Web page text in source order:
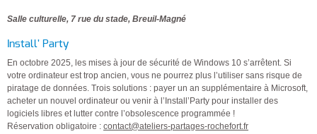
Salle culturelle, 7 rue du stade, Breuil-Magné
Install' Party
En octobre 2025, les mises à jour de sécurité de Windows 10 s’arrêtent. Si
votre ordinateur est trop ancien, vous ne pourrez plus l’utiliser sans risque de
piratage de données. Trois solutions : payer un an supplémentaire à Microsoft,
acheter un nouvel ordinateur ou venir à l’Install’Party pour installer des
logiciels libres et lutter contre l’obsolescence programmée !
Réservation obligatoire : contact@ateliers-partages-rochefort.fr